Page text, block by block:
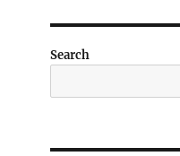
Search